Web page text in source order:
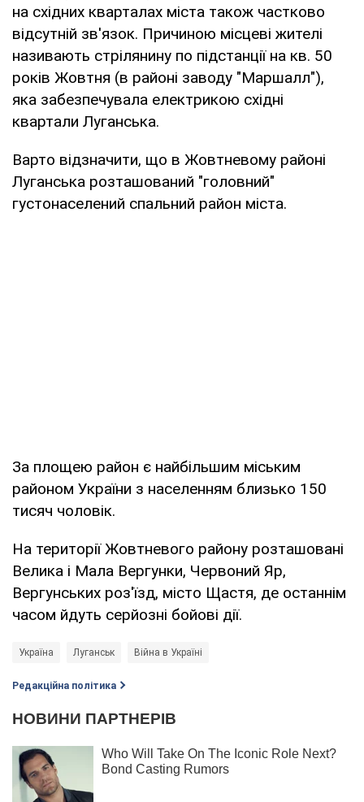
на східних кварталах міста також частково
відсутній зв'язок. Причиною місцеві жителі
називають стрілянину по підстанції на кв. 50
років Жовтня (в районі заводу "Маршалл"),
яка забезпечувала електрикою східні
квартали Луганська.
Варто відзначити, що в Жовтневому районі
Луганська розташований "головний"
густонаселений спальний район міста.
За площею район є найбільшим міським
районом України з населенням близько 150
тисяч чоловік.
На території Жовтневого району розташовані
Велика і Мала Вергунки, Червоний Яр,
Вергунських роз'їзд, місто Щастя, де останнім
часом йдуть серйозні бойові дії.
Україна Луганськ Війна в Україні
Редакційна політика